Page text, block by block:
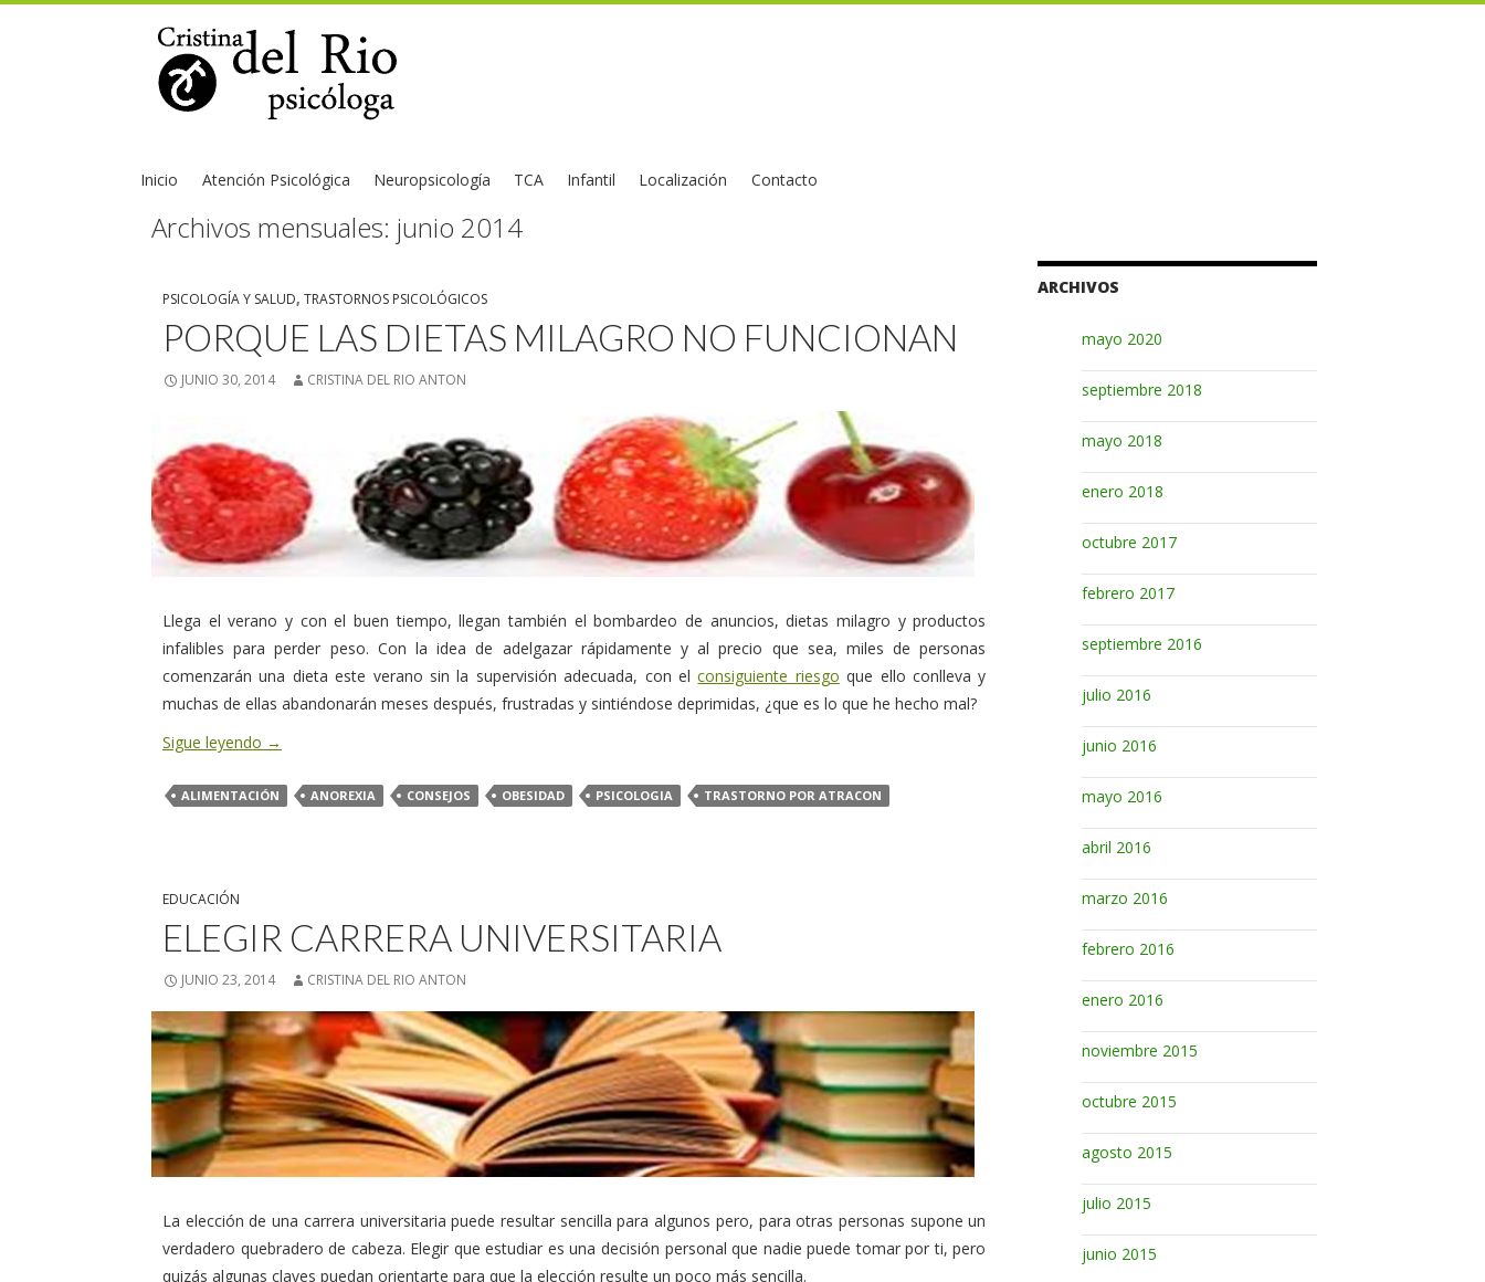
Inicio Atención Psicológica Neuropsicología TCA Infantil Localización Contacto
Archivos mensuales: junio 2014
PSICOLOGÍA Y SALUD, TRASTORNOS PSICOLÓGICOS
PORQUE LAS DIETAS MILAGRO NO FUNCIONAN
JUNIO 30, 2014 CRISTINA DEL RIO ANTON
Llega el verano y con el buen tiempo, llegan también el bombardeo de anuncios, dietas milagro y productos
infalibles para perder peso. Con la idea de adelgazar rápidamente y al precio que sea, miles de personas
comenzarán una dieta este verano sin la supervisión adecuada, con elconsiguiente riesgo que ello conlleva y
muchas de ellas abandonarán meses después, frustradas y sintiéndose deprimidas, ¿que es lo que he hecho mal?
Sigue leyendo →
ALIMENTACIÓN ANOREXIA CONSEJOS OBESIDAD PSICOLOGIA TRASTORNO POR ATRACON
EDUCACIÓN
ELEGIR CARRERA UNIVERSITARIA
JUNIO 23, 2014 CRISTINA DEL RIO ANTON
La elección de una carrera universitaria puede resultar sencilla para algunos pero, para otras personas supone un
verdadero quebradero de cabeza. Elegir que estudiar es una decisión personal que nadie puede tomar por ti, pero
quizás algunas claves puedan orientarte para que la elección resulte un poco más sencilla.
ARCHIVOS
mayo 2020
septiembre 2018
mayo 2018
enero 2018
octubre 2017
febrero 2017
septiembre 2016
julio 2016
junio 2016
mayo 2016
abril 2016
marzo 2016
febrero 2016
enero 2016
noviembre 2015
octubre 2015
agosto 2015
julio 2015
junio 2015